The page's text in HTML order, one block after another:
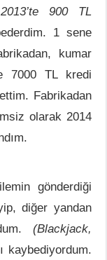
900 TL
1 sene
kumar
7000 TL kredi
Fabrikadan
olarak 2014
gönderdiği
diğer yandan
(Blackjack,
kaybediyordum.